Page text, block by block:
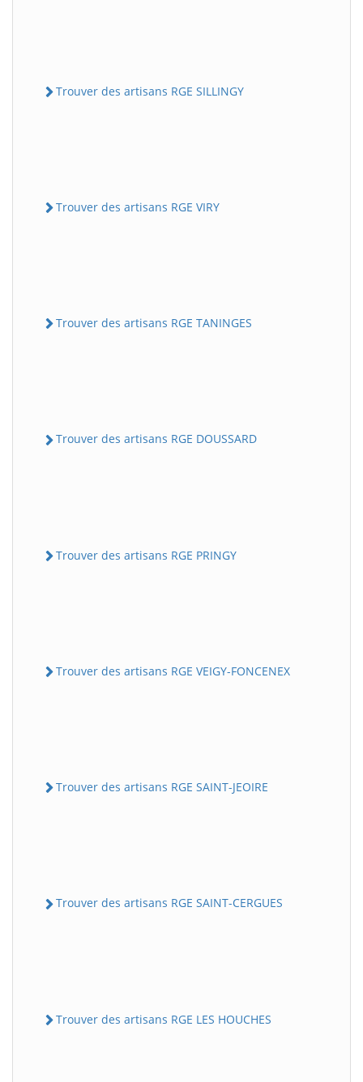
Trouver des artisans RGE SILLINGY
Trouver des artisans RGE VIRY
Trouver des artisans RGE TANINGES
Trouver des artisans RGE DOUSSARD
Trouver des artisans RGE PRINGY
Trouver des artisans RGE VEIGY-FONCENEX
Trouver des artisans RGE SAINT-JEOIRE
Trouver des artisans RGE SAINT-CERGUES
Trouver des artisans RGE LES HOUCHES